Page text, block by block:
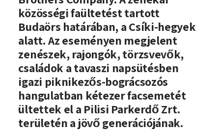
közösségi faültetést tartott
Budaörs határában, a Csíki-hegyek
alatt. Az eseményen megjelent
zenészek, rajongók, törzsvevők,
családok a tavaszi napsütésben
igazi piknikezős-bográcsozós
hangulatban kétezer facsemetét
ültettek el a Pilisi Parkerdő Zrt.
területén a jövő generációjának.